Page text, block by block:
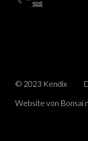
© 2023 Kendix
Website von Bonsai